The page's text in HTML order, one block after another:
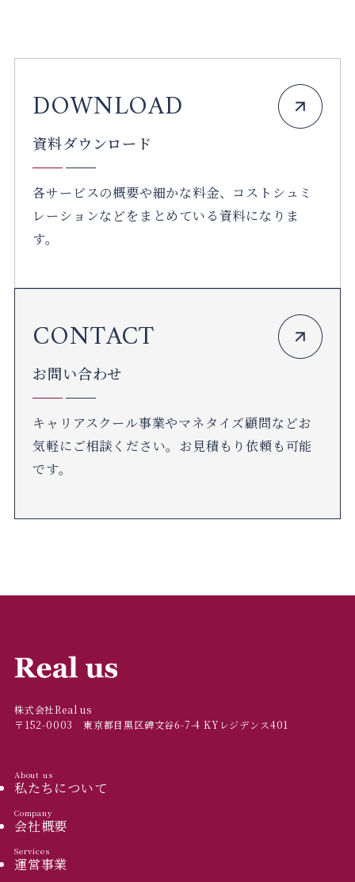
DOWNLOAD
資料ダウンロード
各サービスの概要や細かな料金、コストシュミ
レーションなどをまとめている資料になりま
す。
CONTACT
お問い合わせ
キャリアスクール事業やマネタイズ顧問などお
気軽にご相談ください。お見積もり依頼も可能
です。
株式会社Real us
〒152-0003 東京都目黒区碑文谷6-7-4 KYレジデンス401
私たちについて
About us
会社概要
Company
運営事業
Services